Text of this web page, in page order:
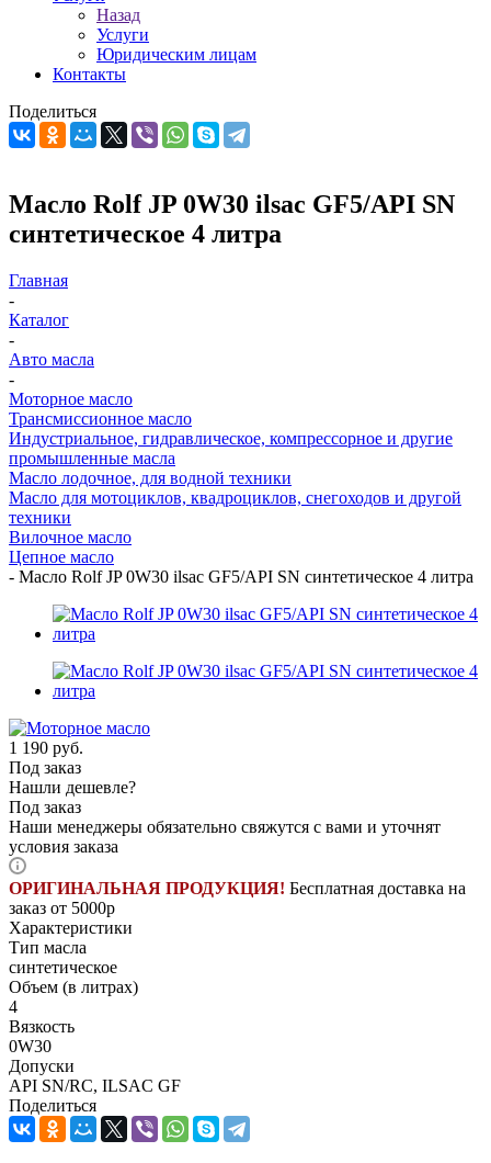
Назад
Услуги
Юридическим лицам
Контакты
Поделиться
Масло Rolf JP 0W30 ilsac GF5/API SN
синтетическое 4 литра
Главная
-
Каталог
-
Авто масла
-
Моторное масло
Трансмиссионное масло
Индустриальное, гидравлическое, компрессорное и другие
промышленные масла
Масло лодочное, для водной техники
Масло для мотоциклов, квадроциклов, снегоходов и другой
техники
Вилочное масло
Цепное масло
- Масло Rolf JP 0W30 ilsac GF5/API SN синтетическое 4 литра
1 190 руб.
Под заказ
Нашли дешевле?
Под заказ
Наши менеджеры обязательно свяжутся с вами и уточнят
условия заказа
ОРИГИНАЛЬНАЯ ПРОДУКЦИЯ! Бесплатная доставка на
заказ от 5000р
Характеристики
Тип масла
синтетическое
Объем (в литрах)
4
Вязкость
0W30
Допуски
API SN/RC, ILSAC GF
Поделиться